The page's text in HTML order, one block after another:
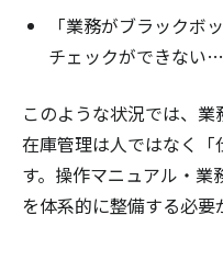
「業務がブラックボ
チェックができない…
このような状況では、業
在庫管理は人ではなく
す。操作マニュアル・
を体系的に整備する必要